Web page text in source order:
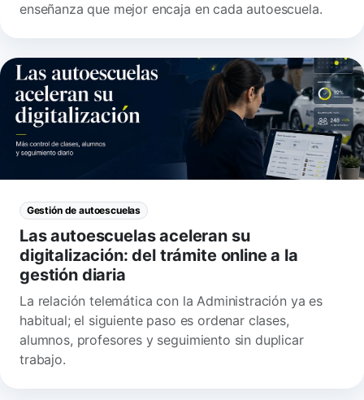
enseñanza que mejor encaja en cada autoescuela.
Gestión de autoescuelas
Las autoescuelas aceleran su
digitalización: del trámite online a la
gestión diaria
La relación telemática con la Administración ya es
habitual; el siguiente paso es ordenar clases,
alumnos, profesores y seguimiento sin duplicar
trabajo.